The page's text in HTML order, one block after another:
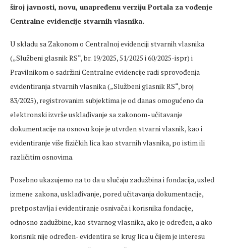
široj javnosti, novu, unapređenu verziju Portala za vođenje
Centralne evidencije stvarnih vlasnika.
U skladu sa Zakonom o Centralnoj evidenciji stvarnih vlasnika
(„Službeni glasnik RS“, br. 19/2025, 51/2025 i 60/2025-ispr) i
Pravilnikom o sadržini Centralne evidencije radi sprovođenja
evidentiranja stvarnih vlasnika („Službeni glasnik RS“, broj
83/2025), registrovanim subjektima je od danas omogućeno da
elektronski izvrše usklađivanje sa zakonom- učitavanje
dokumentacije na osnovu koje je utvrđen stvarni vlasnik, kao i
evidentiranje više fizičkih lica kao stvarnih vlasnika, po istim ili
različitim osnovima.
Posebno ukazujemo na to da u slučaju zadužbina i fondacija,usled
izmene zakona, usklađivanje, pored učitavanja dokumentacije,
pretpostavlјa i evidentiranje osnivača i korisnika fondacije,
odnosno zadužbine, kao stvarnog vlasnika, ako je određen, a ako
korisnik nije određen- evidentira se krug lica u čijem je interesu